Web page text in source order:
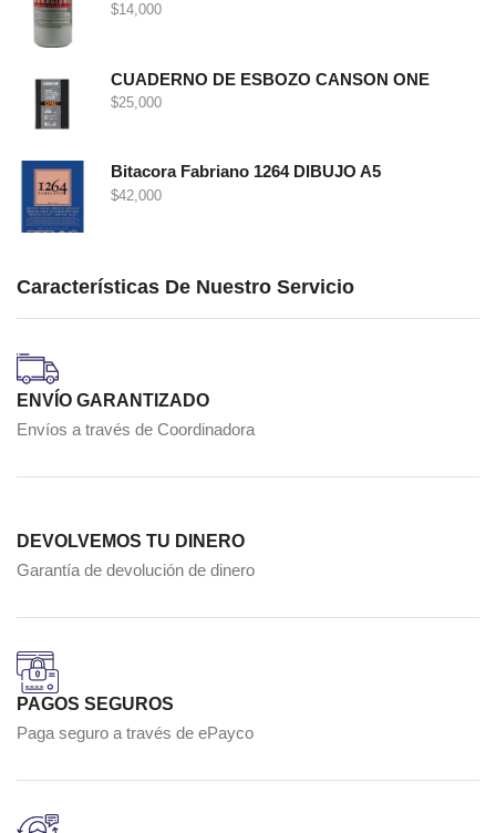
$14,000
CUADERNO DE ESBOZO CANSON ONE
$25,000
Bitacora Fabriano 1264 DIBUJO A5
$42,000
Características De Nuestro Servicio
ENVÍO GARANTIZADO
Envíos a través de Coordinadora
DEVOLVEMOS TU DINERO
Garantía de devolución de dinero
PAGOS SEGUROS
Paga seguro a través de ePayco